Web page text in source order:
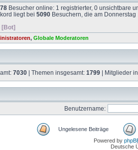
78 Besucher online: 1 registrierter, 0 unsichtbare
liegt bei 5090 Besuchern, die am
[Bot]
, Globale Moderatoren
7030 | Themen insgesamt: 1799 | Mitglieder
Benutzername:
Ungelesene Beiträge
Powered by
Deutsche